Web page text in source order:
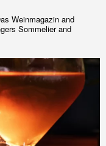
Weinmagazin and
Sommelier and